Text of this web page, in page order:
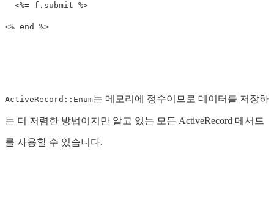
  <%= f.submit %>
<% end %>
ActiveRecord::Enum는 메모리에 정수이므로 데이터를 저장하
는 더 저렴한 방법이지만 알고 있는 모든 ActiveRecord 메서드
를 사용할 수 있습니다.